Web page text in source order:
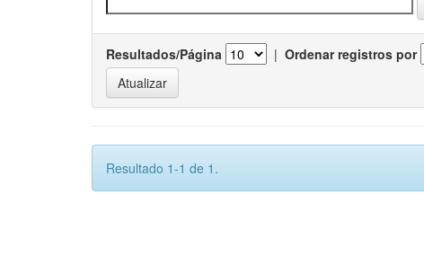
Resultados/Página | Ordenar registros por
Resultado 1-1 de 1.